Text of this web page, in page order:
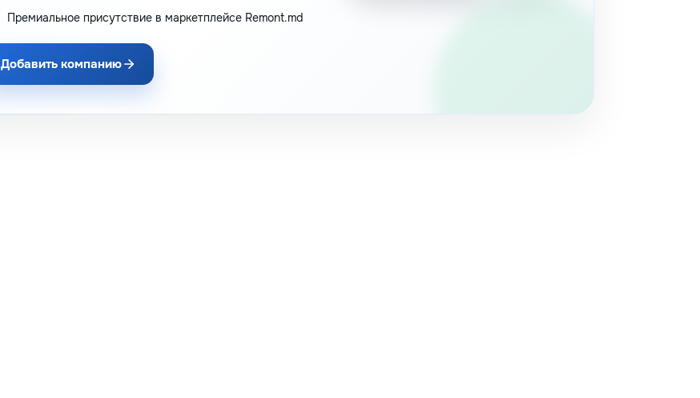
Премиальное присутствие в маркетплейсе Remont.md
Добавить компанию